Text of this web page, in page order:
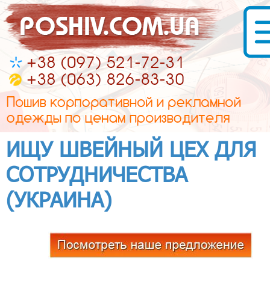
ИЩУ ШВЕЙНЫЙ ЦЕХ ДЛЯ
СОТРУДНИЧЕСТВА
(УКРАИНА)